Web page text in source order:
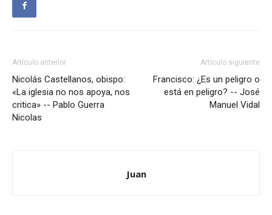
Artículo anterior
Nicolás Castellanos, obispo:
«La iglesia no nos apoya, nos
critica» -- Pablo Guerra
Nicolas
Artículo siguiente
Francisco: ¿Es un peligro o
está en peligro? -- José
Manuel Vidal
Juan